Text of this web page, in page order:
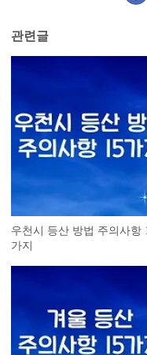
관련글
우천시 등산 방법 주의사항
가지